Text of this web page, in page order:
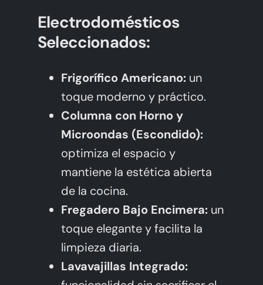
Electrodomésticos
Seleccionados:
Frigorífico Americano:un
toque moderno y práctico.
Columna con Horno y
Microondas (Escondido):
optimiza el espacio y
mantiene la estética abierta
de la cocina.
Fregadero Bajo Encimera:un
toque elegante y facilita la
limpieza diaria.
Lavavajillas Integrado: